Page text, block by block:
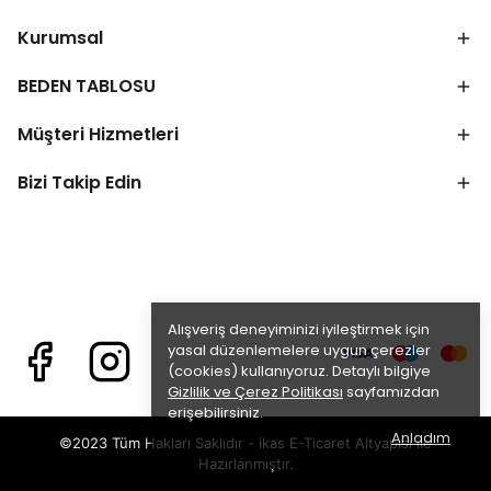
Alışveriş deneyiminizi iyileştirmek için
yasal düzenlemelere uygun çerezler
(cookies) kullanıyoruz. Detaylı bilgiye
Gizlilik ve Çerez Politikası sayfamızdan
erişebilirsiniz.
Anladım
Kurumsal
BEDEN TABLOSU
Müşteri Hizmetleri
Bizi Takip Edin
©2023 Tüm Hakları Saklıdır - ikas E-Ticaret Altyapısı ile
Hazırlanmıştır.